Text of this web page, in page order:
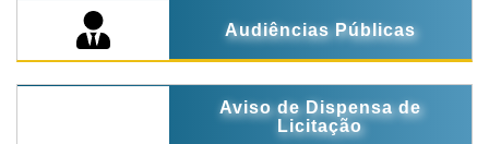
Audiências Públicas
Aviso de Dispensa de
Licitação